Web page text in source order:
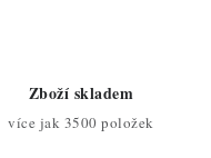
Zboží skladem
více jak 3500 položek